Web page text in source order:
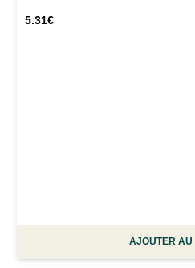
5.31€
AJOUTER AU